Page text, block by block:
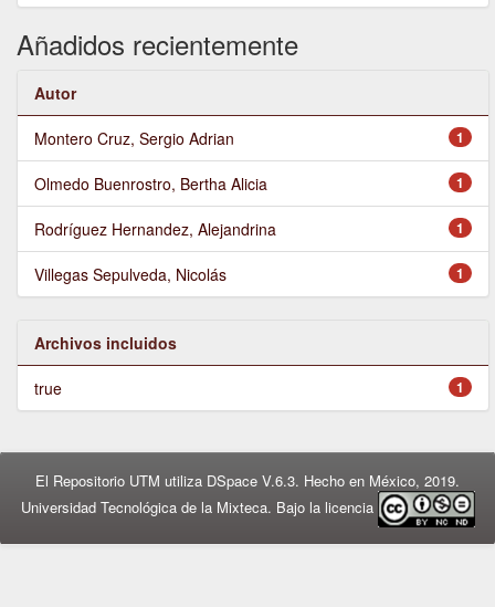
Añadidos recientemente
Autor
1
Montero Cruz, Sergio Adrian
1
Olmedo Buenrostro, Bertha Alicia
1
Rodríguez Hernandez, Alejandrina
1
Villegas Sepulveda, Nicolás
Archivos incluidos
1
true
El Repositorio UTM utiliza DSpace V.6.3. Hecho en México, 2019.
Universidad Tecnológica de la Mixteca. Bajo la licencia